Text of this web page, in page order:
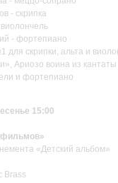
- скрипка
- фортепиано
для скрипки, альта и
Ариозо воина из
и фортепиано
15:00
«Детский альбом»
Brass